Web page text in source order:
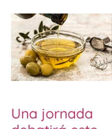
Una jornada